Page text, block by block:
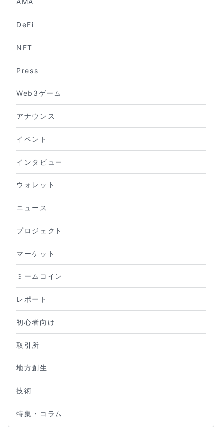
DeFi
NFT
Press
Web3ゲーム
アナウンス
イベント
インタビュー
ウォレット
ニュース
プロジェクト
マーケット
ミームコイン
レポート
初心者向け
取引所
地方創生
技術
特集・コラム